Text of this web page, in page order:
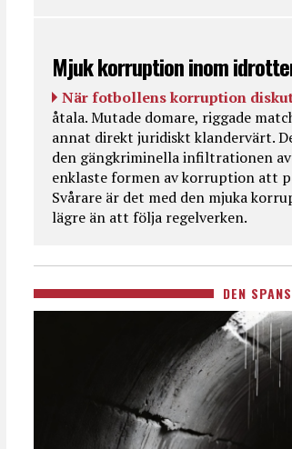
Mjuk korruption inom
När fotbollens korruption
åtala. Mutade domare, riggade
annat direkt juridiskt klandervärt.
den gängkriminella infiltrationen
enklaste formen av korruption att
Svårare är det med den mjuka
lägre än att följa regelverken.
DEN